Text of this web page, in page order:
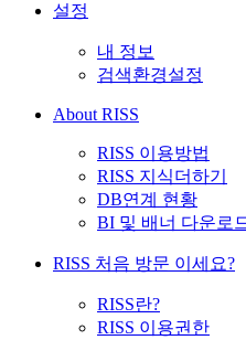
설정
내 정보
검색환경설정
About RISS
RISS 이용방법
RISS 지식더하기
DB연계 현황
BI 및 배너 다운로
RISS 처음 방문 이세요?
RISS란?
RISS 이용권한